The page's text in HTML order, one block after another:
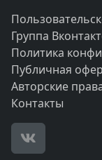
Группа
Политика
Публичная
Авторские
Контакты